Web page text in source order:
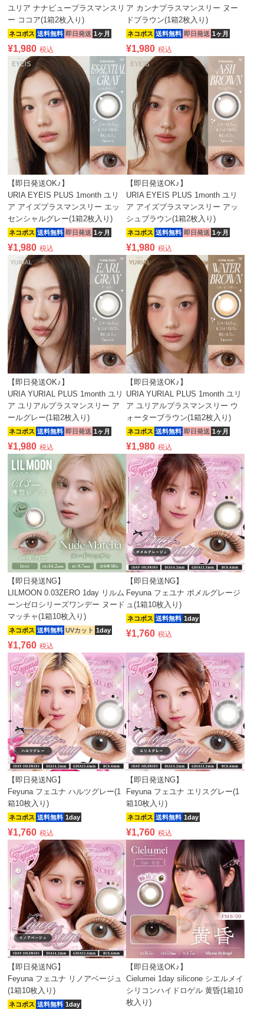
ユリア ナナビュープラスマンスリ
ー ココア(1箱2枚入り)
ネコポス 送料無料 即日発送 1ヶ月
¥1,980 税込
ア カンナプラスマンスリー ヌー
ドブラウン(1箱2枚入り)
ネコポス 送料無料 即日発送 1ヶ月
¥1,980 税込
【即日発送OK♪】
URIA EYEIS PLUS 1month ユリ
ア アイズプラスマンスリー エッ
センシャルグレー(1箱2枚入り)
ネコポス 送料無料 即日発送 1ヶ月
¥1,980 税込
【即日発送OK♪】
URIA EYEIS PLUS 1month ユリ
ア アイズプラスマンスリー アッ
シュブラウン(1箱2枚入り)
ネコポス 送料無料 即日発送 1ヶ月
¥1,980 税込
【即日発送OK♪】
URIA YURIAL PLUS 1month ユリ
ア ユリアルプラスマンスリー ア
ールグレー(1箱2枚入り)
ネコポス 送料無料 即日発送 1ヶ月
¥1,980 税込
【即日発送OK♪】
URIA YURIAL PLUS 1month ユリ
ア ユリアルプラスマンスリー ウ
ォーターブラウン(1箱2枚入り)
ネコポス 送料無料 即日発送 1ヶ月
¥1,980 税込
【即日発送NG】
LILMOON 0.03ZERO 1day リルム
ーンゼロシリーズワンデー ヌード
マッチャ(1箱10枚入り)
ネコポス 送料無料 UVカット 1day
¥1,760 税込
【即日発送NG】
Feyuna フェユナ ポメルグレージ
ュ(1箱10枚入り)
ネコポス 送料無料 1day
¥1,760 税込
【即日発送NG】
Feyuna フェユナ ハルツグレー(1
箱10枚入り)
ネコポス 送料無料 1day
¥1,760 税込
【即日発送NG】
Feyuna フェユナ エリスグレー(1
箱10枚入り)
ネコポス 送料無料 1day
¥1,760 税込
【即日発送NG】
Feyuna フェユナ リノアベージュ
(1箱10枚入り)
ネコポス 送料無料 1day
【即日発送OK♪】
Cielumei 1day silicone シエルメイ
シリコンハイドロゲル 黄昏(1箱10
枚入り)